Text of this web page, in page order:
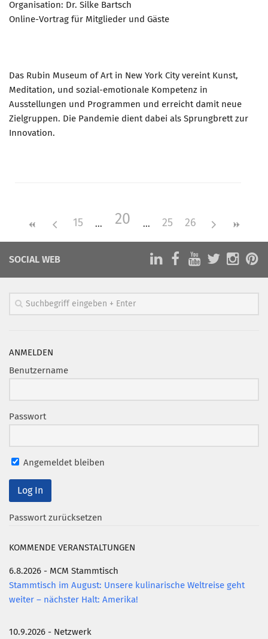
Organisation: Dr. Silke Bartsch
Online-Vortrag für Mitglieder und Gäste
Das Rubin Museum of Art in New York City vereint Kunst,
Meditation, und sozial-emotionale Kompetenz in
Ausstellungen und Programmen und erreicht damit neue
Zielgruppen. Die Pandemie dient dabei als Sprungbrett zur
Innovation.
15 20 25 26
SOCIAL WEB
ANMELDEN
Benutzername
Passwort
Angemeldet bleiben
Passwort zurücksetzen
KOMMENDE VERANSTALTUNGEN
6.8.2026 - MCM Stammtisch
Stammtisch im August: Unsere kulinarische Weltreise geht
weiter – nächster Halt: Amerika!
10.9.2026 - Netzwerk